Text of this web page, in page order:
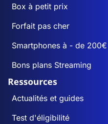
Box à petit prix
Forfait pas cher
Smartphones à - de 200€
Bons plans Streaming
Ressources
Actualités et guides
Test d'éligibilité